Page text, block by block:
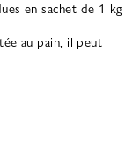
en sachet de 1 kg
au pain, il peut